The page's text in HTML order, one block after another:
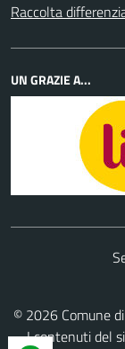
Raccolta
UN GRAZIE A...
© 2026Comune di
- I contenuti del